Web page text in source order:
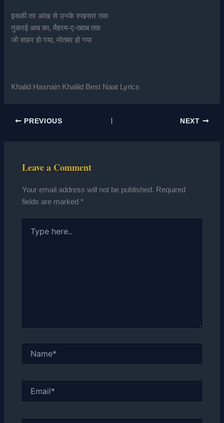
इसकी तर आंख से उनके रुखसार तक
नुकरई आब का, मैहरम-ए-ख्वाब तक
जो सफ़र हो गया, मोतबर हो गया
Khalid Hasnain Khalild Best Naat Lyrics
PREVIOUS NEXT
Leave a Comment
Your email address will not be published. Required
fields are marked*
here..